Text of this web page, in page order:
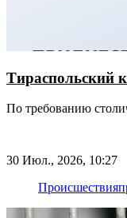
Тираспольский
По требованию
30 Июл., 2026, 10:27
Происшествия